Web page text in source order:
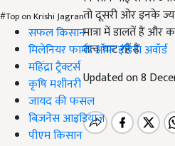
#Top on Krishi Jagran
सफल किसान
मिलेनियर फार्मर ऑफ इंडिया अवॉर्ड
महिंद्रा ट्रैक्टर्स
कृषि मशीनरी
जायद की फसल
बिज़नेस आइडियाज
पीएम किसान
तो दूसरी ओर इनके
मात्रा में डालतें हैं
तत्व घाट रहें हैं.
Updated on 8